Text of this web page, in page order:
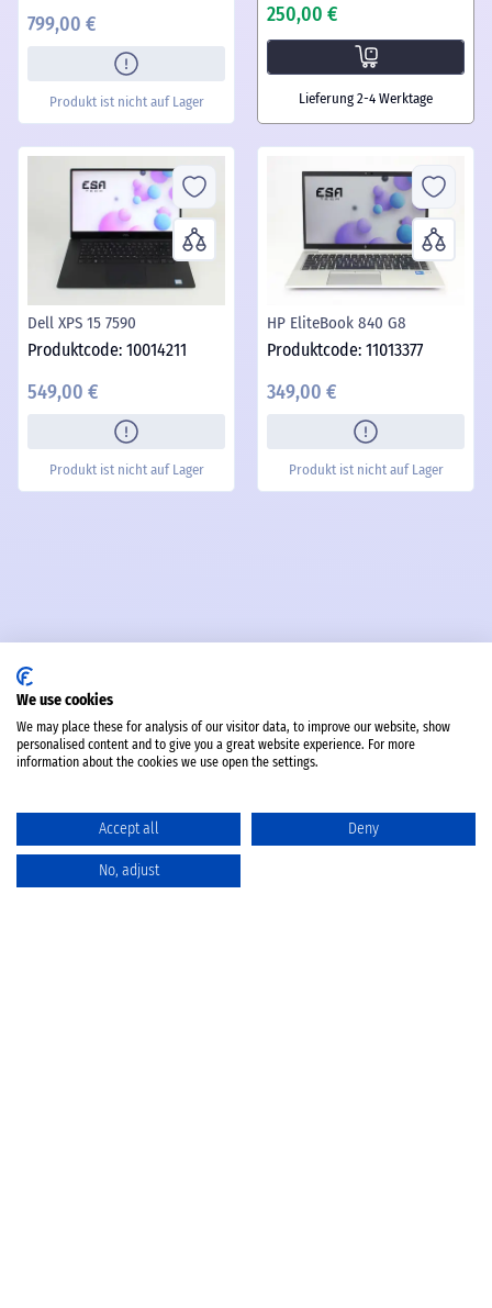
799,00 €
Produkt ist nicht auf Lager
250,00 €
Lieferung 2-4 Werktage
Dell XPS 15 7590
Produktcode: 10014211
549,00 €
Produkt ist nicht auf Lager
HP EliteBook 840 G8
Produktcode: 11013377
349,00 €
Produkt ist nicht auf Lager
We use cookies
We may place these for analysis of our visitor data, to improve our website, show
personalised content and to give you a great website experience. For more
information about the cookies we use open the settings.
Accept all Deny
No, adjust